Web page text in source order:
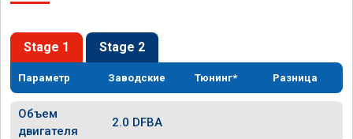
Stage 1 Stage 2
Параметр Заводские Тюнинг* Разница
Объем
двигателя
2.0 DFBA